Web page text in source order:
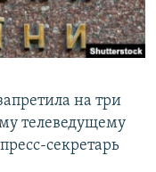
на три
телеведущему
секретарь